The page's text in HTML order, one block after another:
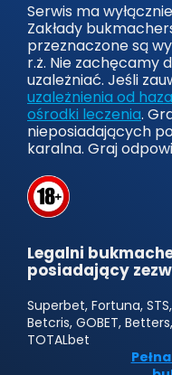
Serwis ma
Zakłady
przeznaczone są
r.ż. Nie zachęcamy
uzależniać. Jeśli
uzależnienia od
ośrodki leczenia.
nieposiadających
karalna. Graj
Legalni
posiadający
Superbet, Fortuna,
Betcris, GOBET,
TOTALbet